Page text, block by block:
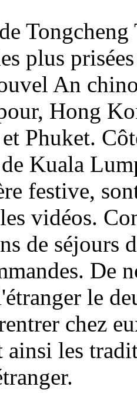
plus
An
Hong
Phuket.
Kuala
festive,
vidéos.
de séjours
De
le
chez
les